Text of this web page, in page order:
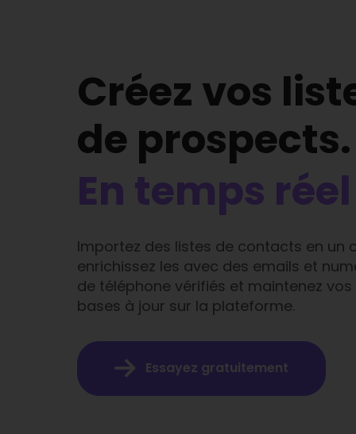
Créez vos
de prospects.
En temps
Importez des listes de contacts en un
enrichissez les avec des emails et
de téléphone vérifiés et maintenez vos
bases à jour sur la plateforme.
Essayez gratuitement